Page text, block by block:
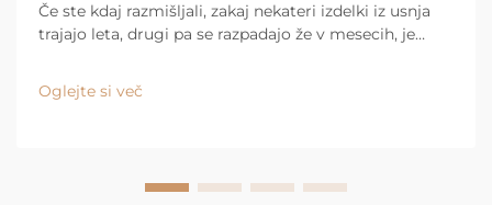
Če ste kdaj razmišljali, zakaj nekateri izdelki iz usnja
trajajo leta, drugi pa se razpadajo že v mesecih, je
deluje kot nevidni ščit. Prevzame vso vsakodnevno
obremenitev in poškodbe, tako da usnje ...
Oglejte si več